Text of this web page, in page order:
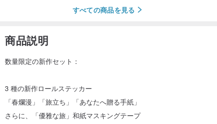
すべての商品を見る
商品説明
数量限定の新作セット：
3 種の新作ロールステッカー
「春爛漫」「旅立ち」「あなたへ贈る手紙」
さらに、「優雅な旅」和紙マスキングテープ